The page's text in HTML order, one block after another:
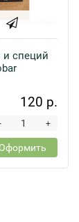
и специй
120 р.
+